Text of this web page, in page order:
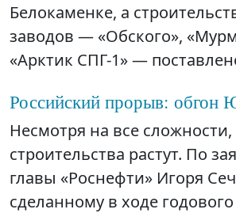
Белокаменке, а
заводов — «Обского»,
«Арктик СПГ-1» —
Российский прорыв: обгон
Несмотря на все
строительства растут. По
главы «Роснефти» Игоря
сделанному в ходе